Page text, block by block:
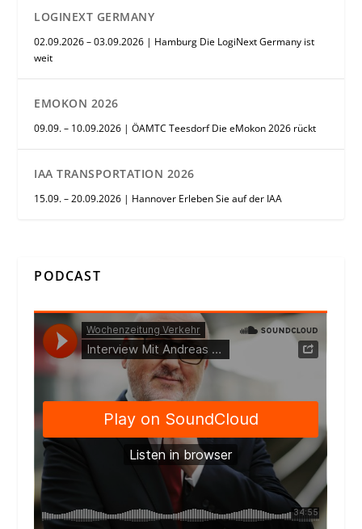
LOGINEXT GERMANY
02.09.2026 – 03.09.2026 | Hamburg Die LogiNext Germany ist
weit
EMOKON 2026
09.09. – 10.09.2026 | ÖAMTC Teesdorf Die eMokon 2026 rückt
IAA TRANSPORTATION 2026
15.09. – 20.09.2026 | Hannover Erleben Sie auf der IAA
PODCAST